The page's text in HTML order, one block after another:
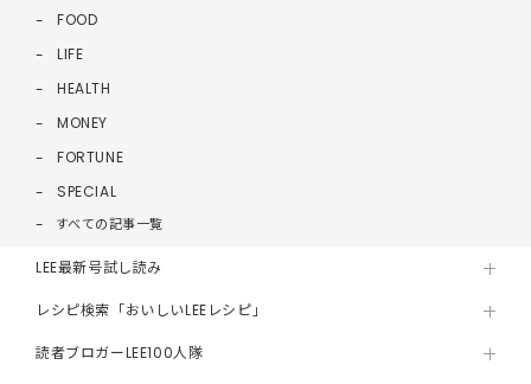
FOOD
LIFE
HEALTH
MONEY
FORTUNE
SPECIAL
すべての記事一覧
LEE最新号試し読み
レシピ検索「おいしいLEEレシピ」
読者ブロガーLEE100人隊